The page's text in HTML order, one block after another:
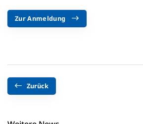
Zur Anmeldung
Zurück